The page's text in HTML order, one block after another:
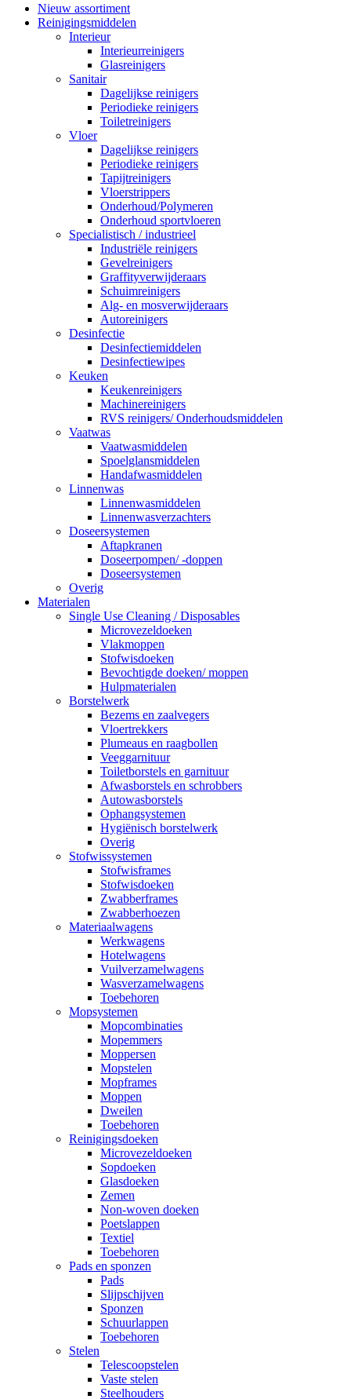
Nieuw assortiment
Reinigingsmiddelen
Interieur
Interieurreinigers
Glasreinigers
Sanitair
Dagelijkse reinigers
Periodieke reinigers
Toiletreinigers
Vloer
Dagelijkse reinigers
Periodieke reinigers
Tapijtreinigers
Vloerstrippers
Onderhoud/Polymeren
Onderhoud sportvloeren
Specialistisch / industrieel
Industriële reinigers
Gevelreinigers
Graffityverwijderaars
Schuimreinigers
Alg- en mosverwijderaars
Autoreinigers
Desinfectie
Desinfectiemiddelen
Desinfectiewipes
Keuken
Keukenreinigers
Machinereinigers
RVS reinigers/ Onderhoudsmiddelen
Vaatwas
Vaatwasmiddelen
Spoelglansmiddelen
Handafwasmiddelen
Linnenwas
Linnenwasmiddelen
Linnenwasverzachters
Doseersystemen
Aftapkranen
Doseerpompen/ -doppen
Doseersystemen
Overig
Materialen
Single Use Cleaning / Disposables
Microvezeldoeken
Vlakmoppen
Stofwisdoeken
Bevochtigde doeken/ moppen
Hulpmaterialen
Borstelwerk
Bezems en zaalvegers
Vloertrekkers
Plumeaus en raagbollen
Veeggarnituur
Toiletborstels en garnituur
Afwasborstels en schrobbers
Autowasborstels
Ophangsystemen
Hygiënisch borstelwerk
Overig
Stofwissystemen
Stofwisframes
Stofwisdoeken
Zwabberframes
Zwabberhoezen
Materiaalwagens
Werkwagens
Hotelwagens
Vuilverzamelwagens
Wasverzamelwagens
Toebehoren
Mopsystemen
Mopcombinaties
Mopemmers
Moppersen
Mopstelen
Mopframes
Moppen
Dweilen
Toebehoren
Reinigingsdoeken
Microvezeldoeken
Sopdoeken
Glasdoeken
Zemen
Non-woven doeken
Poetslappen
Textiel
Toebehoren
Pads en sponzen
Pads
Slijpschijven
Sponzen
Schuurlappen
Toebehoren
Stelen
Telescoopstelen
Vaste stelen
Steelhouders